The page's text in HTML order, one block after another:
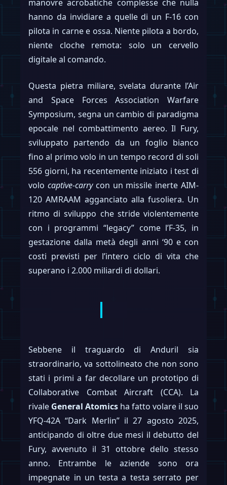
manovre acrobatiche complesse che nulla
hanno da invidiare a quelle di un F-16 con
pilota in carne e ossa. Niente pilota a bordo,
niente cloche remota: solo un cervello
digitale al comando.
Questa pietra miliare, svelata durante l’Air
and Space Forces Association Warfare
Symposium, segna un cambio di paradigma
epocale nel combattimento aereo. Il Fury,
sviluppato partendo da un foglio bianco
fino al primo volo in un tempo record di soli
556 giorni, ha recentemente iniziato i test di
volo captive-carrycon un missile inerte AIM-
120 AMRAAM agganciato alla fusoliera. Un
ritmo di sviluppo che stride violentemente
con i programmi “legacy” come l’F-35, in
gestazione dalla metà degli anni ‘90 e con
costi previsti per l’intero ciclo di vita che
superano i 2.000 miliardi di dollari.
Sebbene il traguardo di Anduril sia
straordinario, va sottolineato che non sono
stati i primi a far decollare un prototipo di
Collaborative Combat Aircraft (CCA). La
rivale General Atomics ha fatto volare il suo
YFQ-42A “Dark Merlin” il 27 agosto 2025,
anticipando di oltre due mesi il debutto del
Fury, avvenuto il 31 ottobre dello stesso
anno. Entrambe le aziende sono ora
impegnate in un testa a testa serrato per